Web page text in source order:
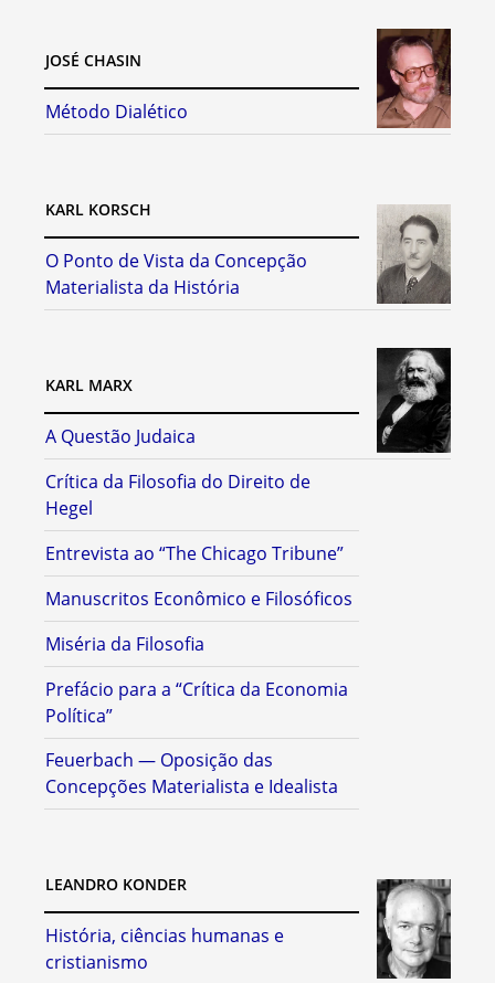
JOSÉ CHASIN
Método Dialético
KARL KORSCH
O Ponto de Vista da Concepção
Materialista da História
KARL MARX
A Questão Judaica
Crítica da Filosofia do Direito de
Hegel
Entrevista ao “The Chicago Tribune”
Manuscritos Econômico e Filosóficos
Miséria da Filosofia
Prefácio para a “Crítica da Economia
Política”
Feuerbach — Oposição das
Concepções Materialista e Idealista
LEANDRO KONDER
História, ciências humanas e
cristianismo